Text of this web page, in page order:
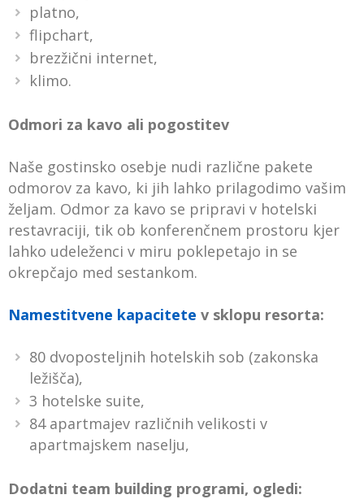
platno,
flipchart,
brezžični internet,
klimo.
Odmori za kavo ali pogostitev
Naše gostinsko osebje nudi različne pakete
odmorov za kavo, ki jih lahko prilagodimo vašim
željam. Odmor za kavo se pripravi v hotelski
restavraciji, tik ob konferenčnem prostoru kjer
lahko udeleženci v miru poklepetajo in se
okrepčajo med sestankom.
Namestitvene kapacitete v sklopu resorta:
80 dvoposteljnih hotelskih sob (zakonska
ležišča),
3 hotelske suite,
84 apartmajev različnih velikosti v
apartmajskem naselju,
Dodatni team building programi, ogledi: